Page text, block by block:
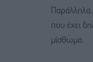
Παράλληλα,
που έχει
μίσθωμα.